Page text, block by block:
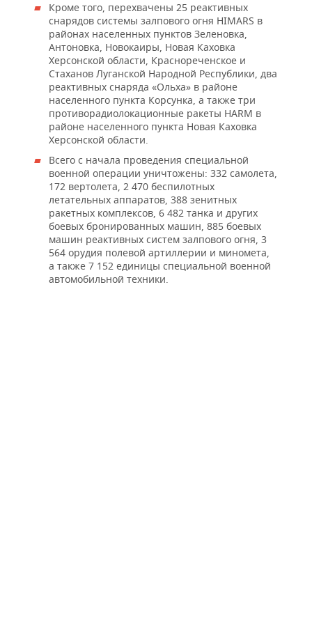
Кроме того, перехвачены 25 реактивных
снарядов системы залпового огня HIMARS в
районах населенных пунктов Зеленовка,
Антоновка, Новокаиры, Новая Каховка
Херсонской области, Краснореченское и
Стаханов Луганской Народной Республики, два
реактивных снаряда «Ольха» в районе
населенного пункта Корсунка, а также три
противорадиолокационные ракеты HARM в
районе населенного пункта Новая Каховка
Херсонской области.
Всего с начала проведения специальной
военной операции уничтожены: 332 самолета,
172 вертолета, 2 470 беспилотных
летательных аппаратов, 388 зенитных
ракетных комплексов, 6 482 танка и других
боевых бронированных машин, 885 боевых
машин реактивных систем залпового огня, 3
564 орудия полевой артиллерии и миномета,
а также 7 152 единицы специальной военной
автомобильной техники.